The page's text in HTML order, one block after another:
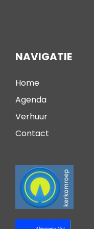
NAVIGATIE
Home
Agenda
Verhuur
Contact